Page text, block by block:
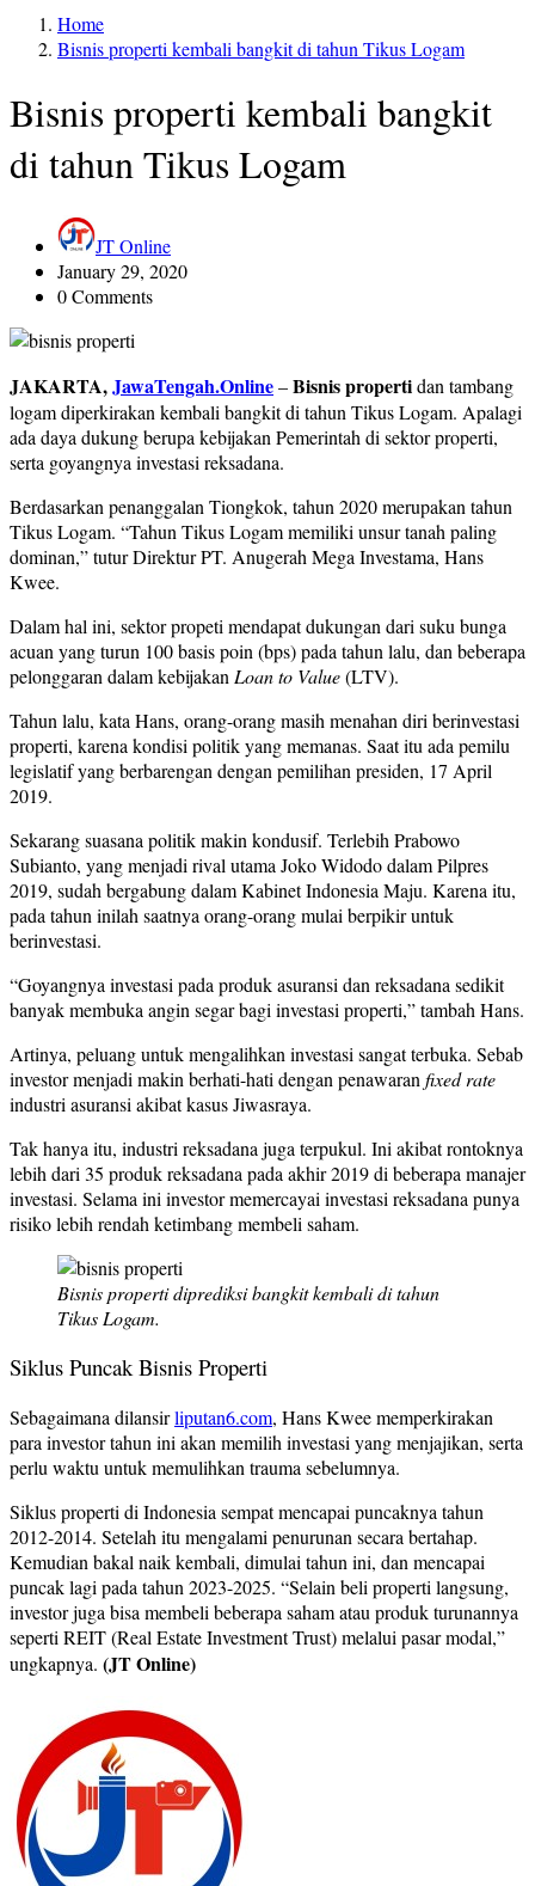
Home
Bisnis properti kembali bangkit di tahun Tikus Logam
Bisnis properti kembali bangkit
di tahun Tikus Logam
JT Online
January 29, 2020
0 Comments
JAKARTA,JawaTengah.Online–Bisnis propertidan tambang
logam diperkirakan kembali bangkit di tahun Tikus Logam. Apalagi
ada daya dukung berupa kebijakan Pemerintah di sektor properti,
serta goyangnya investasi reksadana.
Berdasarkan penanggalan Tiongkok, tahun 2020 merupakan tahun
Tikus Logam. “Tahun Tikus Logam memiliki unsur tanah paling
dominan,” tutur Direktur PT. Anugerah Mega Investama, Hans
Kwee.
Dalam hal ini, sektor propeti mendapat dukungan dari suku bunga
acuan yang turun 100 basis poin (bps) pada tahun lalu, dan beberapa
pelonggaran dalam kebijakan Loan to Value(LTV).
Tahun lalu, kata Hans, orang-orang masih menahan diri berinvestasi
properti, karena kondisi politik yang memanas. Saat itu ada pemilu
legislatif yang berbarengan dengan pemilihan presiden, 17 April
2019.
Sekarang suasana politik makin kondusif. Terlebih Prabowo
Subianto, yang menjadi rival utama Joko Widodo dalam Pilpres
2019, sudah bergabung dalam Kabinet Indonesia Maju. Karena itu,
pada tahun inilah saatnya orang-orang mulai berpikir untuk
berinvestasi.
“Goyangnya investasi pada produk asuransi dan reksadana sedikit
banyak membuka angin segar bagi investasi properti,” tambah Hans.
Artinya, peluang untuk mengalihkan investasi sangat terbuka. Sebab
investor menjadi makin berhati-hati dengan penawaran fixed rate
industri asuransi akibat kasus Jiwasraya.
Tak hanya itu, industri reksadana juga terpukul. Ini akibat rontoknya
lebih dari 35 produk reksadana pada akhir 2019 di beberapa manajer
investasi. Selama ini investor memercayai investasi reksadana punya
risiko lebih rendah ketimbang membeli saham.
Bisnis properti diprediksi bangkit kembali di tahun
Tikus Logam.
Siklus Puncak Bisnis Properti
Sebagaimana dilansirliputan6.com, Hans Kwee memperkirakan
para investor tahun ini akan memilih investasi yang menjajikan, serta
perlu waktu untuk memulihkan trauma sebelumnya.
Siklus properti di Indonesia sempat mencapai puncaknya tahun
2012-2014. Setelah itu mengalami penurunan secara bertahap.
Kemudian bakal naik kembali, dimulai tahun ini, dan mencapai
puncak lagi pada tahun 2023-2025. “Selain beli properti langsung,
investor juga bisa membeli beberapa saham atau produk turunannya
seperti REIT (Real Estate Investment Trust) melalui pasar modal,”
ungkapnya. (JT Online)